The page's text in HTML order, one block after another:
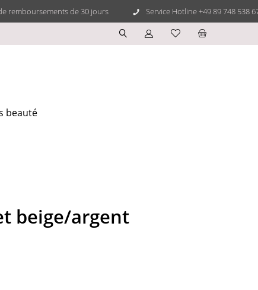
remboursements de 30 jours Service Hotline +49 89 748 538
beauté
beige/argent